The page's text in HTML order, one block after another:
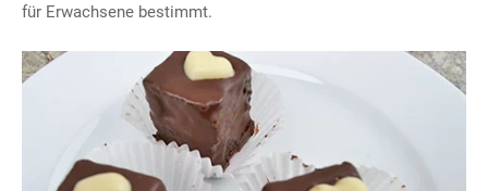
für Erwachsene bestimmt.